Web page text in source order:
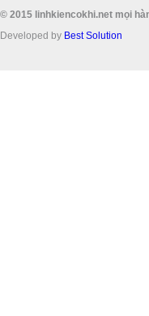
© 2015 linhkiencokhi.net mọi
Developed by Best Solution